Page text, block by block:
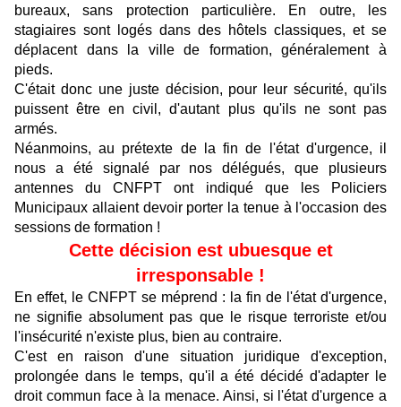
bureaux, sans protection particulière. En outre, les
stagiaires sont logés dans des hôtels classiques, et se
déplacent dans la ville de formation, généralement à
pieds.
C'était donc une juste décision, pour leur sécurité, qu'ils
puissent être en civil, d'autant plus qu'ils ne sont pas
armés.
Néanmoins, au prétexte de la fin de l'état d'urgence, il
nous a été signalé par nos délégués, que plusieurs
antennes du CNFPT ont indiqué que les Policiers
Municipaux allaient devoir porter la tenue à l'occasion des
sessions de formation !
Cette décision est ubuesque et
irresponsable !
En effet, le CNFPT se méprend : la fin de l'état d'urgence,
ne signifie absolument pas que le risque terroriste et/ou
l'insécurité n'existe plus, bien au contraire.
C'est en raison d'une situation juridique d'exception,
prolongée dans le temps, qu'il a été décidé d'adapter le
droit commun face à la menace. Ainsi, si l'état d'urgence a